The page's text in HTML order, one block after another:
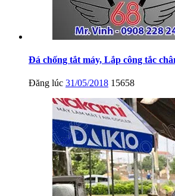
Đá chống tắt máy, Lắp công tắc
Đăng lúc 31/05/2018 15658